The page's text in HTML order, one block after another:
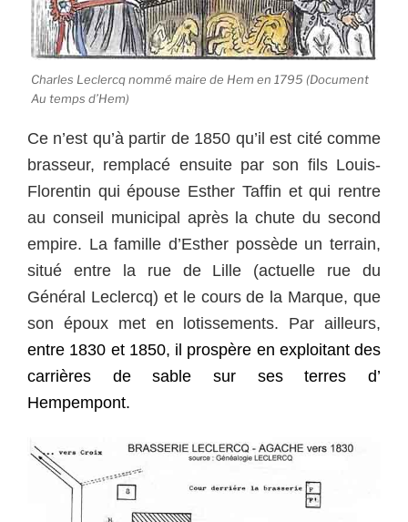
Charles Leclercq nommé maire de Hem en 1795 (Document
Au temps d’Hem)
Ce n’est qu’à partir de 1850 qu’il est cité comme
brasseur, remplacé ensuite par son fils Louis-
Florentin qui épouse Esther Taffin et qui rentre
au conseil municipal après la chute du second
empire. La famille d’Esther possède un terrain,
situé entre la rue de Lille (actuelle rue du
Général Leclercq) et le cours de la Marque, que
son époux met en lotissements. Par ailleurs,
entre 1830 et 1850, il prospère en exploitant des
carrières de sable sur ses terres d’
Hempempont.